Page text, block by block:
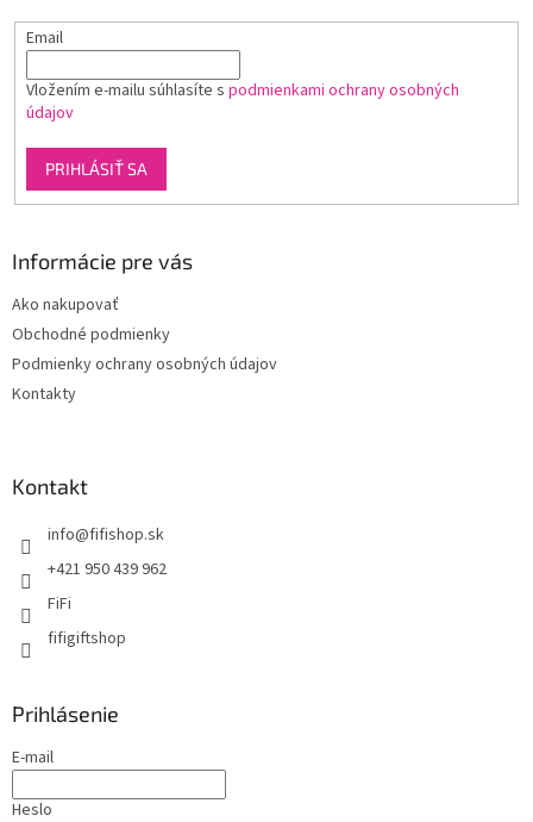
Email
Vložením e-mailu súhlasíte s podmienkami ochrany osobných
údajov
PRIHLÁSIŤ SA
Informácie pre vás
Ako nakupovať
Obchodné podmienky
Podmienky ochrany osobných údajov
Kontakty
Kontakt
info@fifishop.sk
+421 950 439 962
FiFi
fifigiftshop
Prihlásenie
E-mail
Heslo